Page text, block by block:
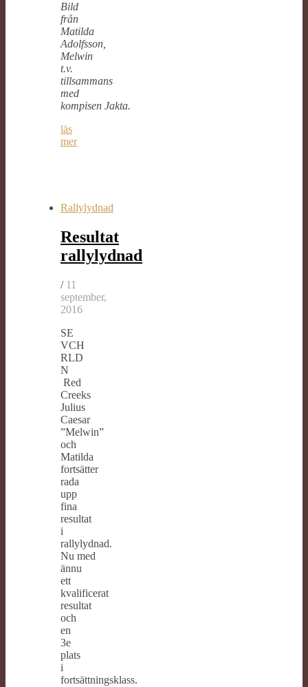
Bild
från
Matilda
Adolfsson,
Melwin
t.v.
tillsammans
med
kompisen Jakta.
läs
mer
Rallylydnad
Resultat
rallylydnad
/ 11
september,
2016
SE
VCH
RLD
N
Red
Creeks
Julius
Caesar
”Melwin”
och
Matilda
fortsätter
rada
upp
fina
resultat
i
rallylydnad.
Nu med
ännu
ett
kvalificerat
resultat
och
en
3e
plats
i
fortsättningsklass.